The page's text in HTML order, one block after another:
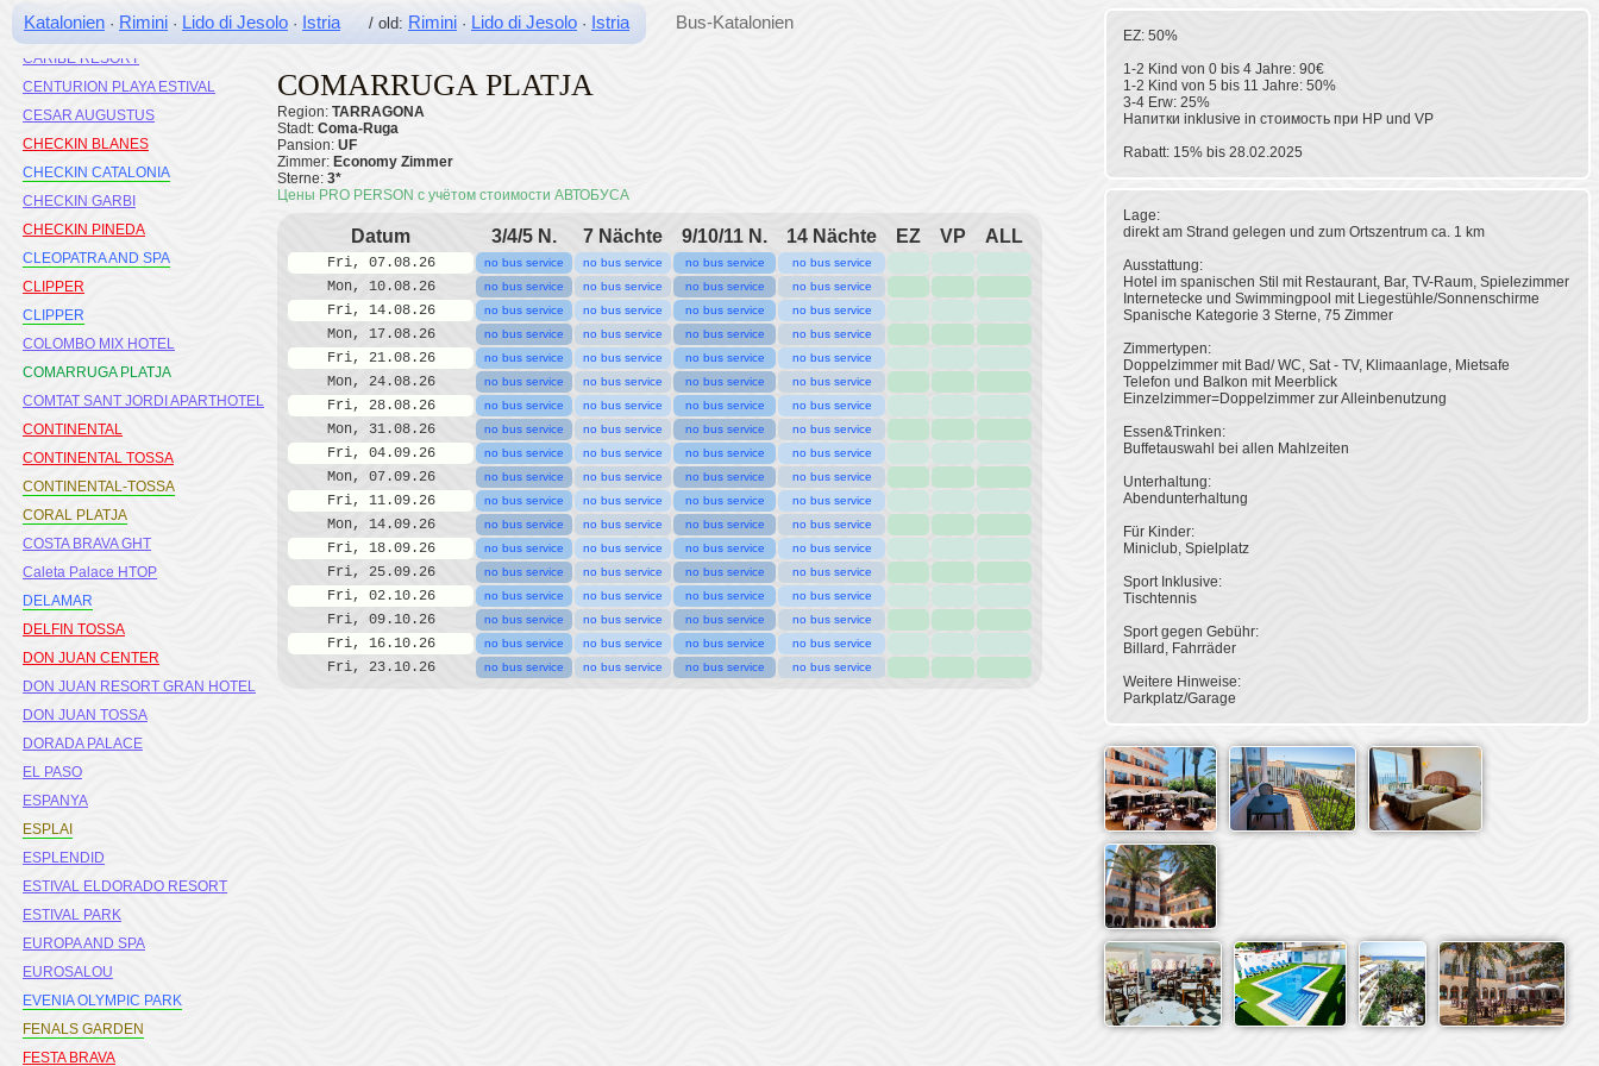
Katalonien · Rimini · Lido di Jesolo · Istria/ old: Rimini · Lido di Jesolo · Istria Bus-Katalonien
CAPRICI BEACH & SPA
CARIBE RESORT
CENTURION PLAYA ESTIVAL
CESAR AUGUSTUS
CHECKIN BLANES
CHECKIN CATALONIA
CHECKIN GARBI
CHECKIN PINEDA
CLEOPATRA AND SPA
CLIPPER
CLIPPER
COLOMBO MIX HOTEL
COMARRUGA PLATJA
COMTAT SANT JORDI APARTHOTEL
CONTINENTAL
CONTINENTAL TOSSA
CONTINENTAL-TOSSA
CORAL PLATJA
COSTA BRAVA GHT
Caleta Palace HTOP
DELAMAR
DELFIN TOSSA
DON JUAN CENTER
DON JUAN RESORT GRAN HOTEL
DON JUAN TOSSA
DORADA PALACE
EL PASO
ESPANYA
ESPLAI
ESPLENDID
ESTIVAL ELDORADO RESORT
ESTIVAL PARK
EUROPA AND SPA
EUROSALOU
EVENIA OLYMPIC PARK
FENALS GARDEN
FESTA BRAVA
EZ: 50%
1-2 Kind von 0 bis 4 Jahre: 90€
1-2 Kind von 5 bis 11 Jahre: 50%
3-4 Erw: 25%
Напитки inklusive in стоимость при HP und VP
Rabatt: 15% bis 28.02.2025
Lage:
direkt am Strand gelegen und zum Ortszentrum ca. 1 km
Ausstattung:
Hotel im spanischen Stil mit Restaurant, Bar, TV-Raum, Spielezimmer
Internetecke und Swimmingpool mit Liegestühle/Sonnenschirme
Spanische Kategorie 3 Sterne, 75 Zimmer
Zimmertypen:
Doppelzimmer mit Bad/ WC, Sat - TV, Klimaanlage, Mietsafe
Telefon und Balkon mit Meerblick
Einzelzimmer=Doppelzimmer zur Alleinbenutzung
Essen&Trinken:
Buffetauswahl bei allen Mahlzeiten
Unterhaltung:
Abendunterhaltung
Für Kinder:
Miniclub, Spielplatz
Sport Inklusive:
Tischtennis
Sport gegen Gebühr:
Billard, Fahrräder
Weitere Hinweise:
COMARRUGA PLATJA
Region: TARRAGONA
Stadt: Coma-Ruga
Pansion: UF
Zimmer: Economy Zimmer
Sterne: 3*
Цены PRO PERSON с учётом стоимости АВТОБУСА
Datum 3/4/5 N. 7 Nächte 9/10/11 N. 14 Nächte EZ VP ALL
Fri, 07.08.26 no bus service no bus service no bus service no bus service
Mon, 10.08.26 no bus service no bus service no bus service no bus service
Fri, 14.08.26 no bus service no bus service no bus service no bus service
Mon, 17.08.26 no bus service no bus service no bus service no bus service
Fri, 21.08.26 no bus service no bus service no bus service no bus service
Mon, 24.08.26 no bus service no bus service no bus service no bus service
Fri, 28.08.26 no bus service no bus service no bus service no bus service
Mon, 31.08.26 no bus service no bus service no bus service no bus service
Fri, 04.09.26 no bus service no bus service no bus service no bus service
Mon, 07.09.26 no bus service no bus service no bus service no bus service
Fri, 11.09.26 no bus service no bus service no bus service no bus service
Mon, 14.09.26 no bus service no bus service no bus service no bus service
Fri, 18.09.26 no bus service no bus service no bus service no bus service
Fri, 25.09.26 no bus service no bus service no bus service no bus service
Fri, 02.10.26 no bus service no bus service no bus service no bus service
Fri, 09.10.26 no bus service no bus service no bus service no bus service
Fri, 16.10.26 no bus service no bus service no bus service no bus service
Fri, 23.10.26 no bus service no bus service no bus service no bus service